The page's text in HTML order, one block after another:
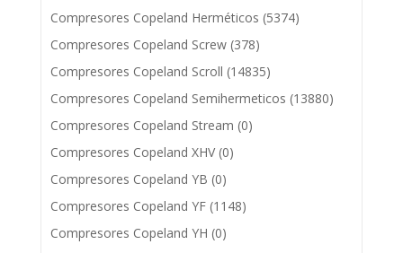
Compresores Copeland Herméticos (5374)
Compresores Copeland Screw (378)
Compresores Copeland Scroll (14835)
Compresores Copeland Semihermeticos (13880)
Compresores Copeland Stream (0)
Compresores Copeland XHV (0)
Compresores Copeland YB (0)
Compresores Copeland YF (1148)
Compresores Copeland YH (0)